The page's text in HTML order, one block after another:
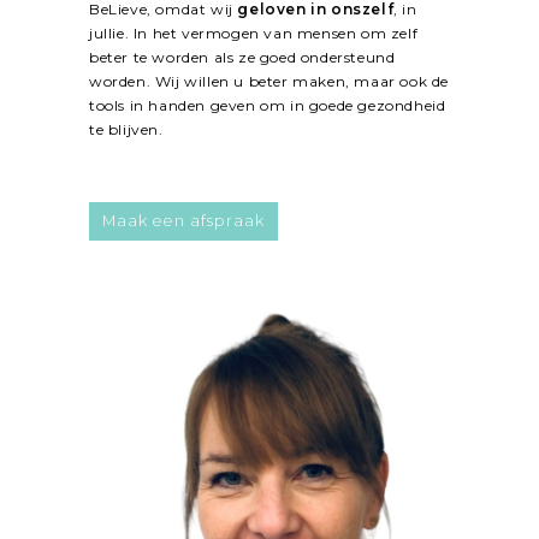
BeLieve, omdat wij geloven in onszelf, in
jullie. In het vermogen van mensen om zelf
beter te worden als ze goed ondersteund
worden. Wij willen u beter maken, maar ook de
tools in handen geven om in goede gezondheid
te blijven.
Maak een afspraak